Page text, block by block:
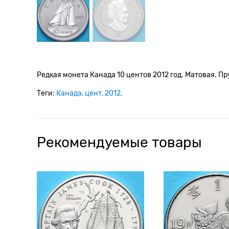
Редкая монета Канада 10 центов 2012 год. Матовая.
Теги: Канада цент 2012
Рекомендуемые товары